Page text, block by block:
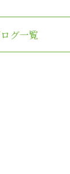
er
グ一覧